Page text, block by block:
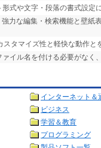
式や文字・段落の書式設定
強力な編集・検索機能と壁紙
スタマイズ性と軽快な動作と
ァイル名を付ける必要がなく
インターネット＆
ビジネス
学習＆教育
プログラミング